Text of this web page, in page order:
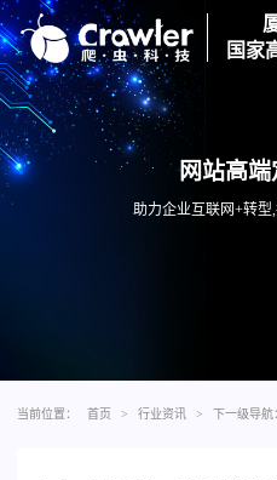
国家
网站高
助力企业互联网+转型
当前位置： 首页 > 行业资讯 > 下一级导航